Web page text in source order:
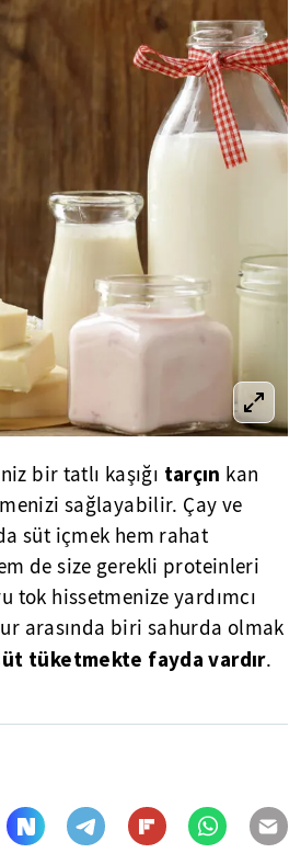
bir tatlı kaşığı tarçın kan
sağlayabilir. Çay ve
süt içmek hem rahat
de size gerekli proteinleri
tok hissetmenize yardımcı
arasında biri sahurda olmak
tüketmekte fayda vardır.